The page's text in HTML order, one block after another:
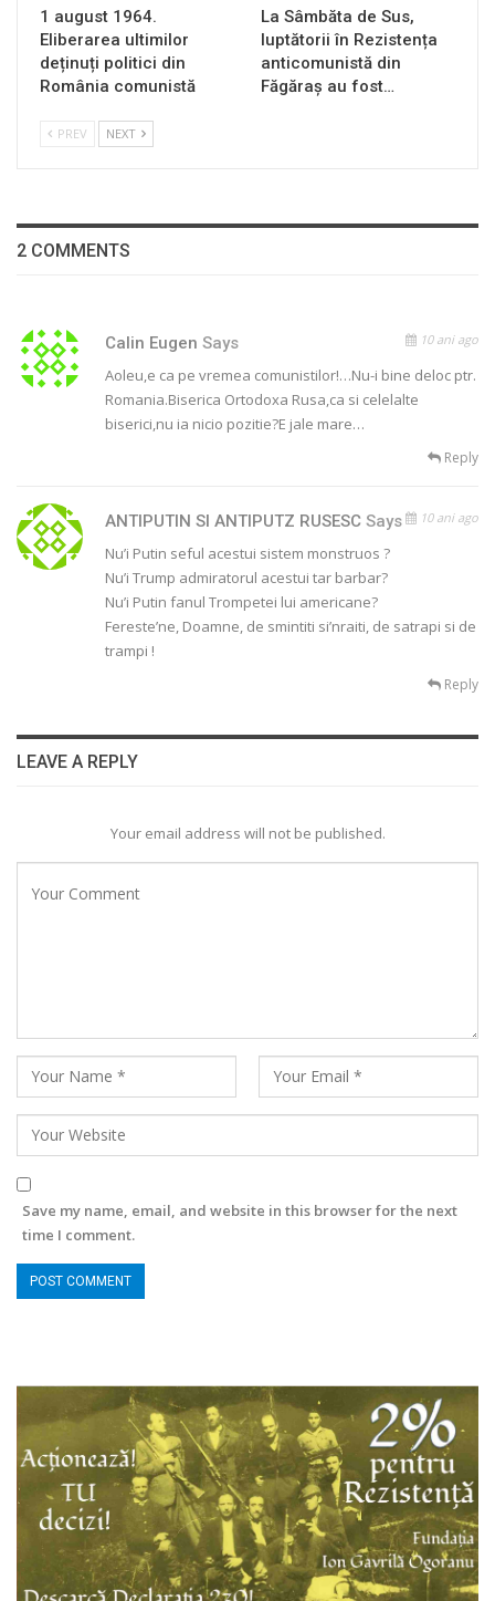
1 august 1964.
Eliberarea ultimilor
deținuți politici din
România comunistă
La Sâmbăta de Sus,
luptătorii în Rezistența
anticomunistă din
Făgăraș au fost…
PREV NEXT
2 COMMENTS
Calin Eugen Says 10 ani ago
Aoleu,e ca pe vremea comunistilor!…Nu-i bine deloc ptr.
Romania.Biserica Ortodoxa Rusa,ca si celelalte
biserici,nu ia nicio pozitie?E jale mare…
Reply
ANTIPUTIN SI ANTIPUTZ RUSESC Says 10 ani ago
Nu’i Putin seful acestui sistem monstruos ?
Nu’i Trump admiratorul acestui tar barbar?
Nu’i Putin fanul Trompetei lui americane?
Fereste’ne, Doamne, de smintiti si’nraiti, de satrapi si de
trampi !
Reply
LEAVE A REPLY
Your email address will not be published.
Save my name, email, and website in this browser for the next
time I comment.